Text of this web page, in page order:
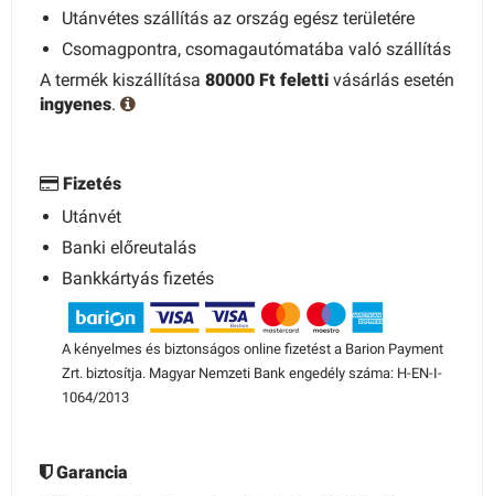
Utánvétes szállítás az ország egész területére
Csomagpontra, csomagautómatába való szállítás
A termék kiszállítása 80000 Ft feletti vásárlás esetén
ingyenes.
Fizetés
Utánvét
Banki előreutalás
Bankkártyás fizetés
A kényelmes és biztonságos online fizetést a Barion Payment
Zrt. biztosítja. Magyar Nemzeti Bank engedély száma: H-EN-I-
1064/2013
Garancia